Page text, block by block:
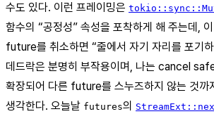
수도 있다. 이런 프레이밍은
함수의 “공정성” 속성을 포착하게 해 주는데,
future를 취소하면 “줄에서 자기 자리를 포기
데드락은 분명히 부작용이며, 나는 cancel
확장되어 다른 future를 스누즈하지 않는 것까
생각한다. 오늘날 futures의